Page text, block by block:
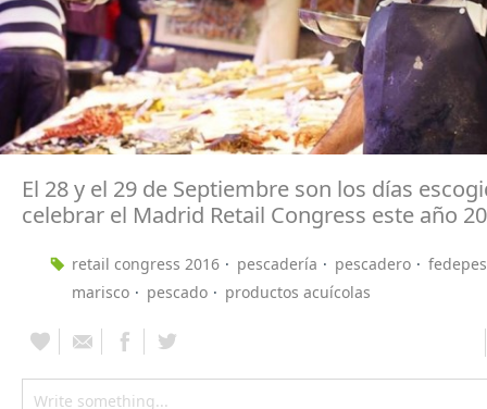
El 28 y el 29 de Septiembre son los días
celebrar el Madrid Retail Congress este año
retail congress 2016 pescadería pescadero
marisco
pescado productos acuícolas